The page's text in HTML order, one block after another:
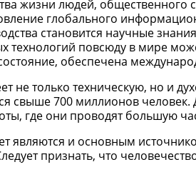
жизни людей, общественного
глобального
становится научные
повсюду в мире
обеспечена
не только техническую, но и
свыше 700 миллионов человек.
где они проводят большую
являются и основным
признать, что